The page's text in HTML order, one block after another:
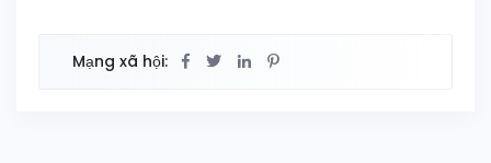
Mạng xã hội: